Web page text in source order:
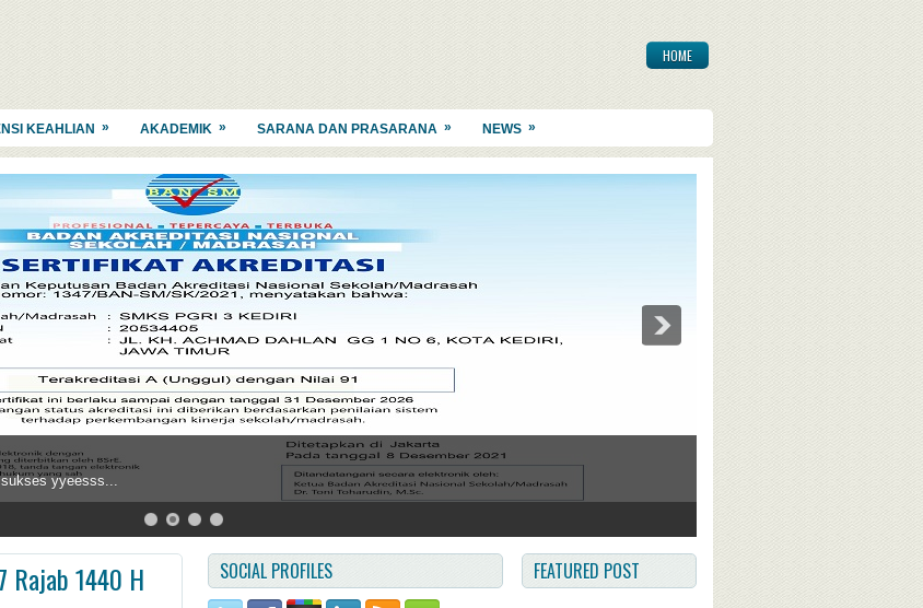
HOME
KEAHLIAN » AKADEMIK » SARANA DAN PRASARANA » NEWS »
yyeesss...
Rajab 1440 H SOCIAL PROFILES FEATURED POST